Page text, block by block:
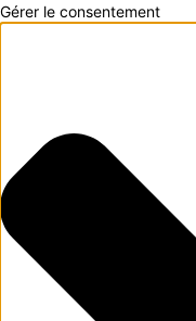
Gérer le consentement